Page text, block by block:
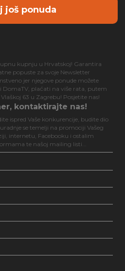
još ponuda
kupnju u Hrvatskoj! Garantira
popuste za svoje Newsletter
jer njegove ponude možete
DomaTV, plaćati na više rata, putem
63 u Zagrebu! Posjetite nas!
kontaktirajte nas!
ispred Vaše konkurencije, budite dio
se temelji na promociji Vašeg
internetu, Facebooku i ostalim
te našoj mailing listi...